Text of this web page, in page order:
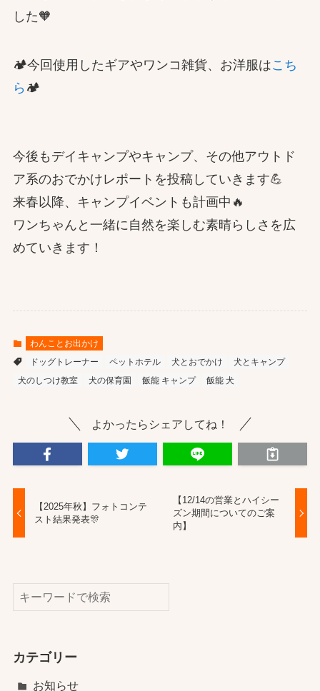
した🧡
🏕️今回使用したギアやワンコ雑貨、お洋服はこち
ら 🏕️
今後もデイキャンプやキャンプ、その他アウトド
ア系のおでかけレポートを投稿していきます💪
来春以降、キャンプイベントも計画中🔥
ワンちゃんと一緒に自然を楽しむ素晴らしさを広
めていきます！
わんことお出かけ
ドッグトレーナー
ペットホテル 犬とおでかけ
犬とキャンプ
犬のしつけ教室
犬の保育園 飯能 キャンプ 飯能 犬
よかったらシェアしてね！
【2025年秋】フォトコンテ
スト結果発表🎊
【12/14の営業とハイシー
ズン期間についてのご案
内】
検索
カテゴリー
お知らせ